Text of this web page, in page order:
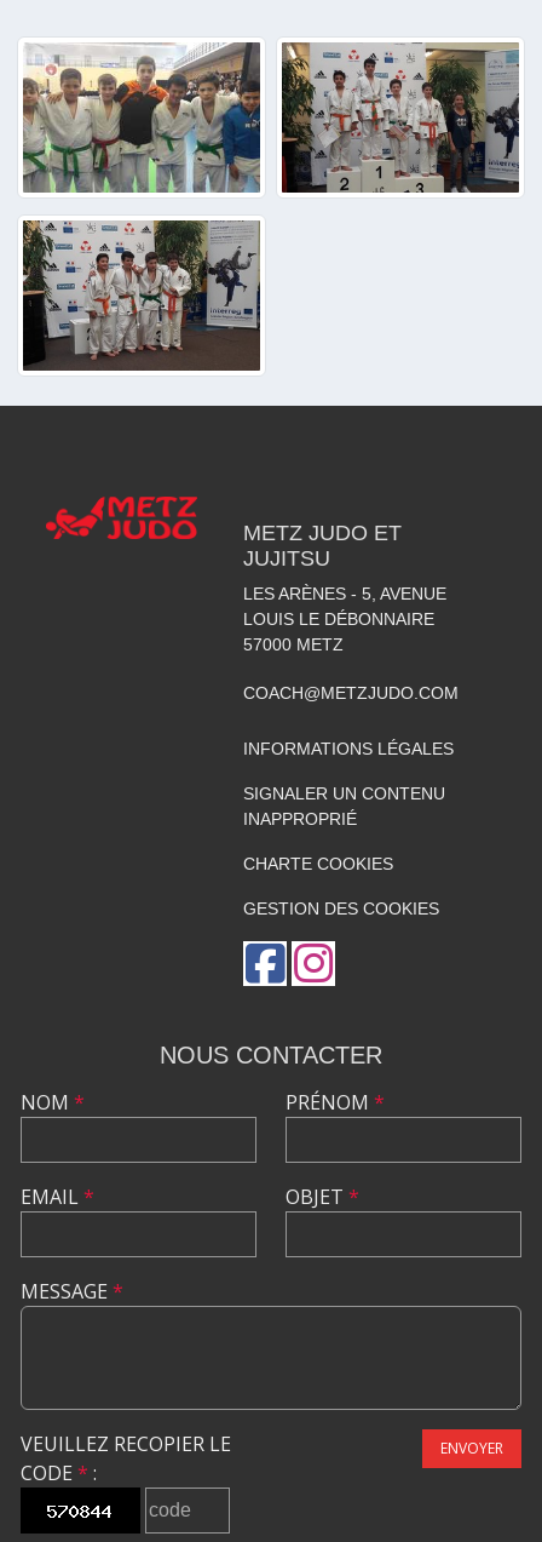
METZ JUDO ET
JUJITSU
LES ARÈNES - 5, AVENUE
LOUIS LE DÉBONNAIRE
57000 METZ
COACH@METZJUDO.COM
INFORMATIONS LÉGALES
SIGNALER UN CONTENU
INAPPROPRIÉ
CHARTE COOKIES
GESTION DES COOKIES
NOUS CONTACTER
NOM *
EMAIL*
PRÉNOM *
OBJET *
MESSAGE *
VEUILLEZ RECOPIER LE
CODE * :
ENVOYER